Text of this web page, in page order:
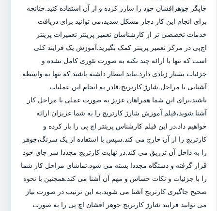
چاپگر جوهرافشان خود را شارژ کرده و از آن استفاده کنید.چنانچه
برای انجام این کار دچار مشکل شدید،می توانید برای دریافت
خدمات تخصصی تر از کارشناسان تعمیر پرینتر تعمیرات پرینتر
اچ‌پی در مرکز تعمیر پرینتر کمک بگیرید.آموزش یک فرایند کلی
است که تنها با ارائه چند نکته به صورت تئوری کامل نشده و
جزئیات بسیار زیادی دارد.نباید انتظار داشته باشید که تنها به واسطه
آشنایی با مراحل شارژ کارتریج،قادر به انجام این عملیات
باشید.برای این شما همراهان عزیز به صورت عملی با مراحل کار
آشنا شوید،فیلم آموزش شارژ کارتریج را به شما عزیزان ارائه
خواهیم داد.در این فیلم کارشناس پرینتر اچ پی را باز کرده و
کارتریج را از آن خارج می کند.سپس با استفاده از یک سرنگ،جوهر
را به داخل آن تزریق می کند.در نهایت کارتریج مجددا سر جای خود
قرار گرفته و دستگاه مجددا بسته می شود.تماشای مراحل کار شما
را با جزئیات و نکات حساس و مهم آن آشنا می کند.همچنین با نحوه
صحیح جاگیری کارتریج آشنا می شوید.به این ترتیب در صورت نیاز
می توانید فرایند شارژ کارتریج جوهر افشان اچ پی را به صورت